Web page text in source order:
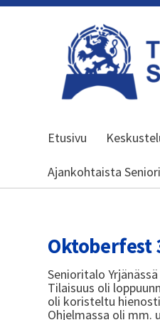
Turun
Etusivu
Ajankohtaista
Oktoberfest
Senioritalo
Tilaisuus oli
oli koristeltu
Ohjelmassa oli mm.